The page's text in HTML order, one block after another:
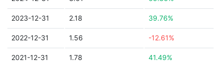
2023-12-31 2.18 39.76%
2022-12-31 1.56 -12.61%
2021-12-31 1.78 41.49%